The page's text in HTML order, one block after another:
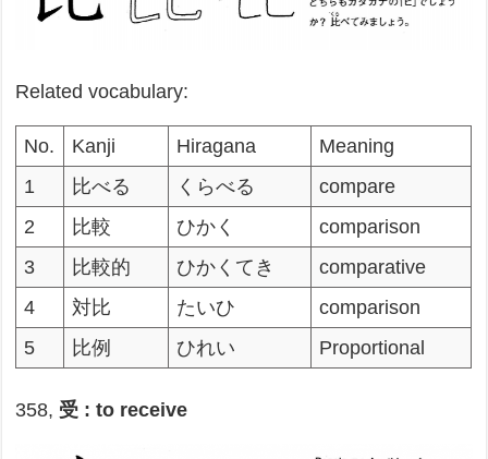
Related vocabulary:
No. Kanji Hiragana
Meaning
1
比べる くらべる
compare
2
比較 ひかく
comparison
3
比較的 ひかくてき
comparative
4
対比 たいひ
comparison
5
比例 ひれい Proportional
358, 受 : to receive